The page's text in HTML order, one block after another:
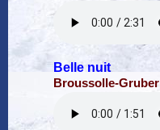
Belle nuit
Broussolle-Gruber